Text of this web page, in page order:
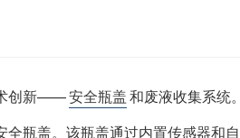
术创新——安全瓶盖和废液收集系统。
瓶盖。该瓶盖通过内置传感器和自